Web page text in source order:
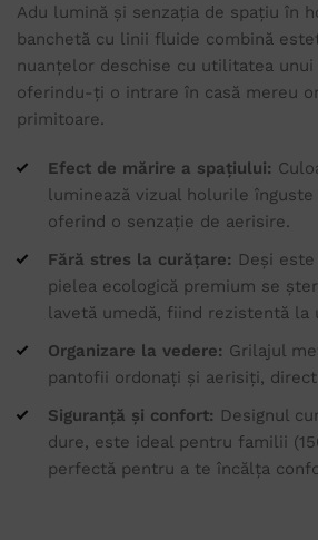
Adu lumină și senzația de spațiu în
banchetă cu linii fluide combină
nuanțelor deschise cu utilitatea
oferindu-ți o intrare în casă mereu
primitoare.
Efect de mărire a spațiului:
luminează vizual holurile
oferind o senzație de aerisire.
Fără stres la curățare: Deși
pielea ecologică premium se
lavetă umedă, fiind rezistentă la
Organizare la vedere: Grilajul
pantofii ordonați și aerisiți,
Siguranță și confort: Designul
dure, este ideal pentru familii
perfectă pentru a te încălța